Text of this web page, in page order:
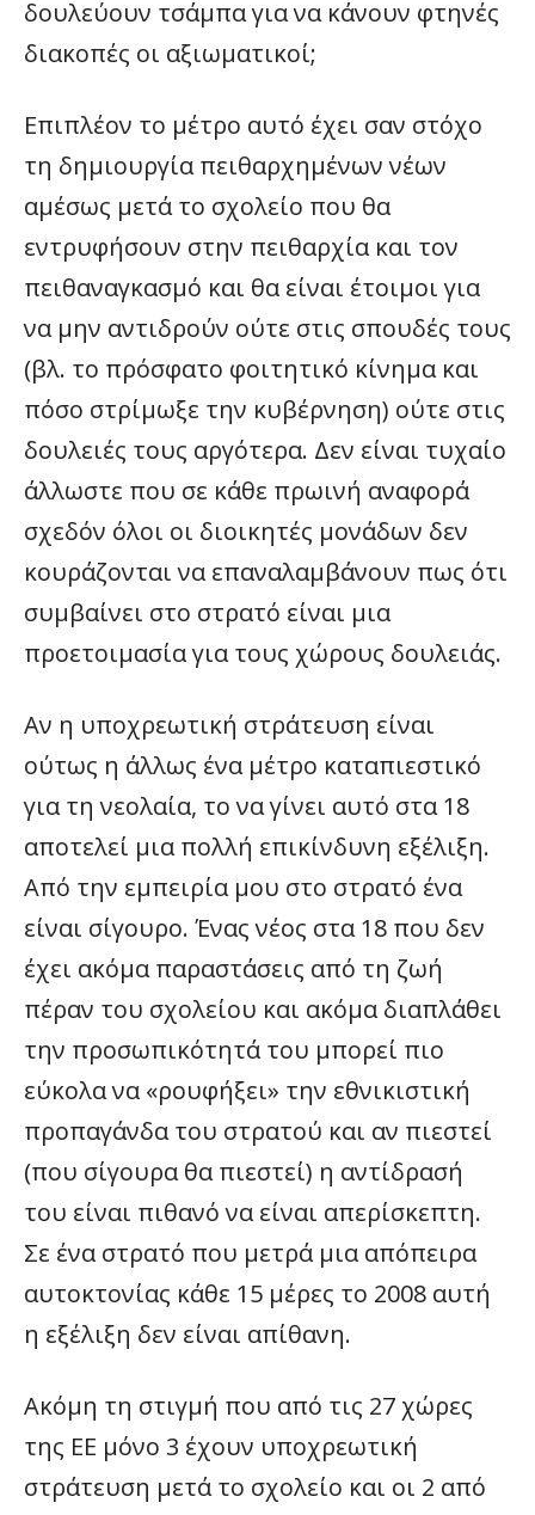
δουλεύουν τσάμπα για να κάνουν φτηνές
διακοπές οι αξιωματικοί;
Επιπλέον το μέτρο αυτό έχει σαν στόχο
τη δημιουργία πειθαρχημένων νέων
αμέσως μετά το σχολείο που θα
εντρυφήσουν στην πειθαρχία και τον
πειθαναγκασμό και θα είναι έτοιμοι για
να μην αντιδρούν ούτε στις σπουδές τους
(βλ. το πρόσφατο φοιτητικό κίνημα και
πόσο στρίμωξε την κυβέρνηση) ούτε στις
δουλειές τους αργότερα. Δεν είναι τυχαίο
άλλωστε που σε κάθε πρωινή αναφορά
σχεδόν όλοι οι διοικητές μονάδων δεν
κουράζονται να επαναλαμβάνουν πως ότι
συμβαίνει στο στρατό είναι μια
προετοιμασία για τους χώρους δουλειάς.
Αν η υποχρεωτική στράτευση είναι
ούτως η άλλως ένα μέτρο καταπιεστικό
για τη νεολαία, το να γίνει αυτό στα 18
αποτελεί μια πολλή επικίνδυνη εξέλιξη.
Από την εμπειρία μου στο στρατό ένα
είναι σίγουρο. Ένας νέος στα 18 που δεν
έχει ακόμα παραστάσεις από τη ζωή
πέραν του σχολείου και ακόμα διαπλάθει
την προσωπικότητά του μπορεί πιο
εύκολα να «ρουφήξει» την εθνικιστική
προπαγάνδα του στρατού και αν πιεστεί
(που σίγουρα θα πιεστεί) η αντίδρασή
του είναι πιθανό να είναι απερίσκεπτη.
Σε ένα στρατό που μετρά μια απόπειρα
αυτοκτονίας κάθε 15 μέρες το 2008 αυτή
η εξέλιξη δεν είναι απίθανη.
Ακόμη τη στιγμή που από τις 27 χώρες
της ΕΕ μόνο 3 έχουν υποχρεωτική
στράτευση μετά το σχολείο και οι 2 από